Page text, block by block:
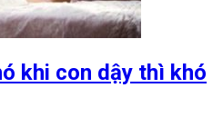
khi con dậy thì khó